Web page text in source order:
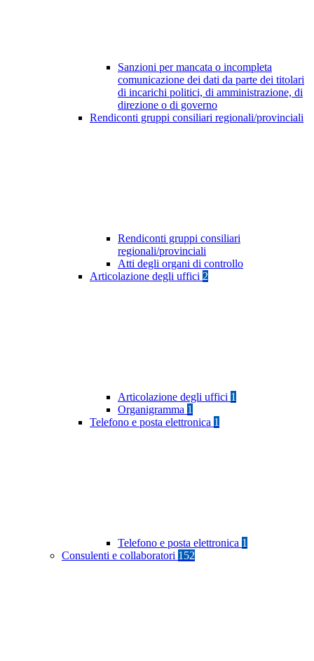
Sanzioni per mancata o incompleta
comunicazione dei dati da parte dei titolari
di incarichi politici, di amministrazione, di
direzione o di governo
Rendiconti gruppi consiliari regionali/provinciali
Rendiconti gruppi consiliari
regionali/provinciali
Atti degli organi di controllo
Articolazione degli uffici 2
Articolazione degli uffici 1
Organigramma 1
Telefono e posta elettronica 1
Telefono e posta elettronica 1
Consulenti e collaboratori 152